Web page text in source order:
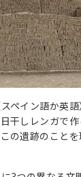
ペイン語か英
干しレンガで
の遺跡のこと